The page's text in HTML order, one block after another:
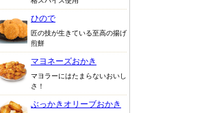
ひので
匠の技が生きている至高の揚げ
煎餅
マヨネーズおかき
マヨラーにはたまらないおいし
さ！
ぶっかきオリーブおかき